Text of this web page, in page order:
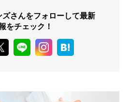
ズさんをフォローして最新
をチェック！